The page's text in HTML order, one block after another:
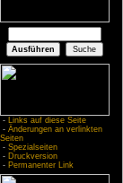
- Links auf diese Seite
- Änderungen an verlinkten
Seiten
- Spezialseiten
- Druckversion
- Permanenter Link